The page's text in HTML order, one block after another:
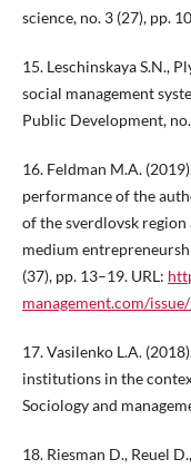
science, no. 3 (27), pp.
15. Leschinskaya S.N.,
social management
Public Development,
16. Feldman M.A.
performance of the
of the sverdlovsk
medium
(37), pp. 13–19. URL:
management.com/
17. Vasilenko L.A.
institutions in the
Sociology and
18. Riesman D., Reuel